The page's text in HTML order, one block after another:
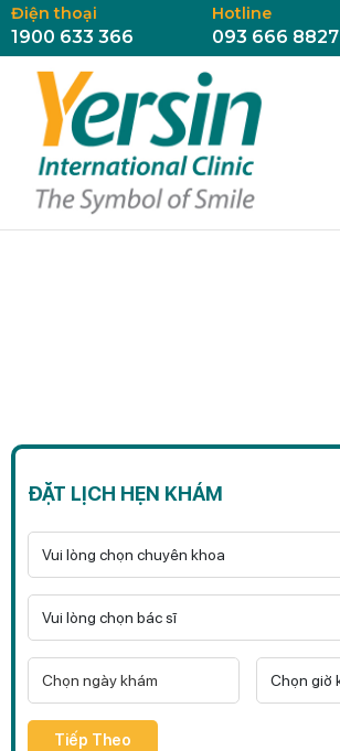
Điện thoại
1900 633 366
Hotline
093 666 8827
ĐẶT LỊCH HẸN KHÁM
Tiếp Theo